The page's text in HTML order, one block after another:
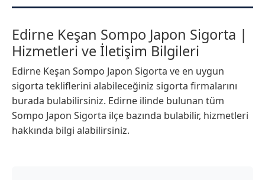
Edirne Keşan Sompo Japon Sigorta |
Hizmetleri ve İletişim Bilgileri
Edirne Keşan Sompo Japon Sigorta ve en uygun
sigorta tekliflerini alabileceğiniz sigorta firmalarını
burada bulabilirsiniz. Edirne ilinde bulunan tüm
Sompo Japon Sigorta ilçe bazında bulabilir, hizmetleri
hakkında bilgi alabilirsiniz.